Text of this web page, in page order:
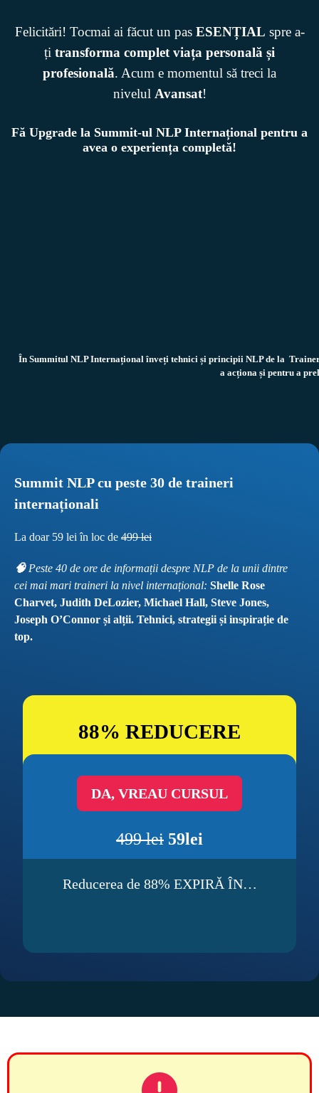
Felicitări! Tocmai ai făcut un pas ESENȚIAL spre a-
ți transforma complet viața personală și
profesională. Acum e momentul să treci la
nivelul Avansat!
Fă Upgrade la Summit-ul NLP Internațional pentru a
avea o experiența completă!
În Summitul NLP Internațional înveți tehnici și principii NLP de la
a acționa și pentru a
Summit NLP cu peste 30 de traineri
internaționali
La doar 59 lei în loc de 499 lei
🧠 Peste 40 de ore de informații despre NLP de la unii dintre
cei mai mari traineri la nivel internațional: Shelle Rose
Charvet, Judith DeLozier, Michael Hall, Steve Jones,
Joseph O’Connor și alții. Tehnici, strategii și inspirație de
top.
88% REDUCERE
DA, VREAU CURSUL
499 lei 59lei
Reducerea de 88% EXPIRĂ ÎN…